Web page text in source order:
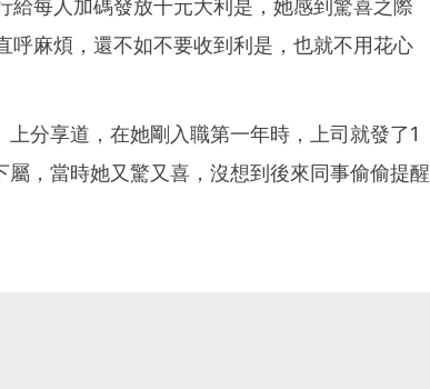
每人加碼發放千元大利是，她感到驚喜之際
呼麻煩，還不如不要收到利是，也就不用花心
分享道，在她剛入職第一年時，上司就發了1
，當時她又驚又喜，沒想到後來同事偷偷提醒